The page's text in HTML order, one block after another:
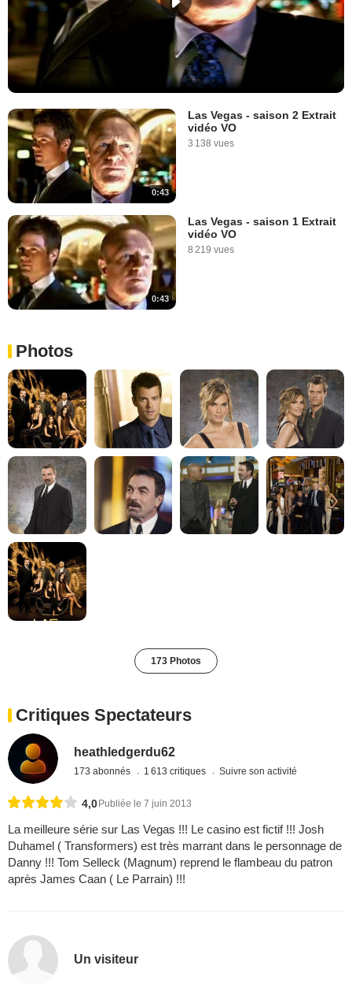
0:43
Las Vegas - saison 2 Extrait
vidéo VO
3 138 vues
0:43
Las Vegas - saison 1 Extrait
vidéo VO
8 219 vues
Photos
173 Photos
Critiques Spectateurs
heathledgerdu62
173 abonnés 1 613 critiques Suivre son activité
4,0 Publiée le 7 juin 2013
La meilleure série sur Las Vegas !!! Le casino est fictif !!! Josh
Duhamel ( Transformers) est très marrant dans le personnage de
Danny !!! Tom Selleck (Magnum) reprend le flambeau du patron
après James Caan ( Le Parrain) !!!
Un visiteur